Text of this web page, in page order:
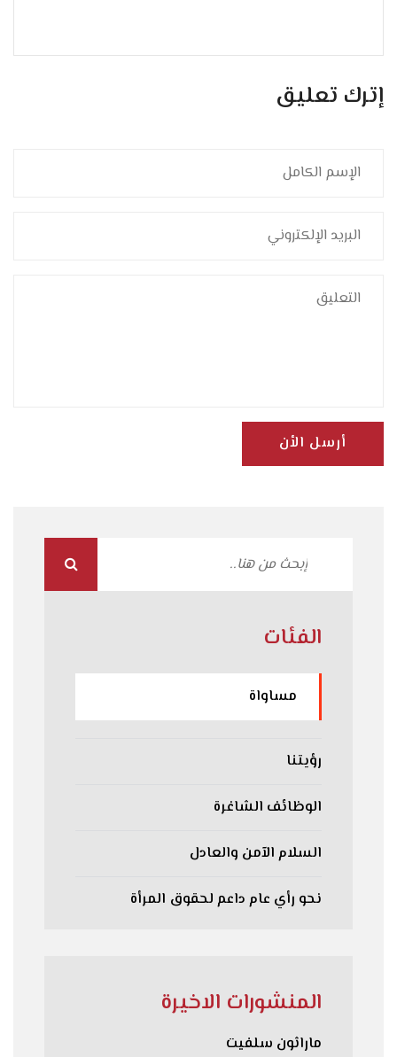
إترك تعليق
أرسل الأن
الفئات
مساواة
رؤيتنا
الوظائف الشاغرة
السلام الآمن والعادل
نحو رأي عام داعم لحقوق المرأة
المنشورات الاخيرة
ماراثون سلفيت